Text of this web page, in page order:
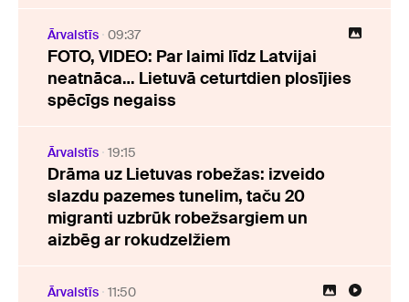
Ārvalstīs 09:37
FOTO, VIDEO: Par laimi līdz Latvijai
neatnāca… Lietuvā ceturtdien plosījies
spēcīgs negaiss
Ārvalstīs 19:15
Drāma uz Lietuvas robežas: izveido
slazdu pazemes tunelim, taču 20
migranti uzbrūk robežsargiem un
aizbēg ar rokudzelžiem
Ārvalstīs 11:50